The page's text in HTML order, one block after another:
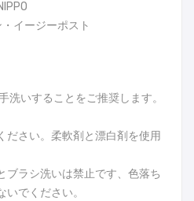
イージーポスト
いすることをご推奨します。
ださい。柔軟剤と漂白剤を使用
ブラシ洗いは禁止です、色落ち
でください。